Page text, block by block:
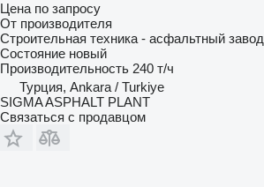
Цена по запросу
От производителя
Строительная техника - асфальтный завод
Состояние новый
Производительность 240 т/ч
Турция, Ankara / Turkiye
SIGMA ASPHALT PLANT
Связаться с продавцом